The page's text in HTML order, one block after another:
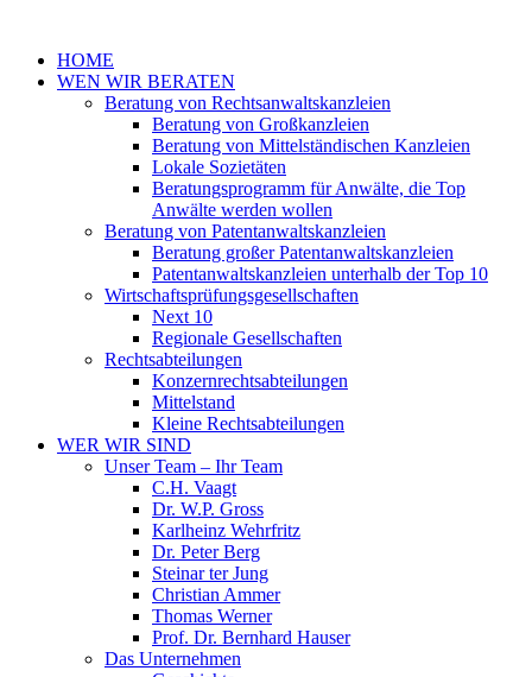
springenHOME
WEN WIR BERATEN
Beratung von Rechtsanwaltskanzleien
Beratung von Großkanzleien
Beratung von Mittelständischen Kanzleien
Lokale Sozietäten
Beratungsprogramm für Anwälte, die Top
Anwälte werden wollen
Beratung von Patentanwaltskanzleien
Beratung großer Patentanwaltskanzleien
Patentanwaltskanzleien unterhalb der Top 10
Wirtschaftsprüfungsgesellschaften
Next 10
Regionale Gesellschaften
Rechtsabteilungen
Konzernrechtsabteilungen
Mittelstand
Kleine Rechtsabteilungen
WER WIR SIND
Unser Team – Ihr Team
C.H. Vaagt
Dr. W.P. Gross
Karlheinz Wehrfritz
Dr. Peter Berg
Steinar ter Jung
Christian Ammer
Thomas Werner
Prof. Dr. Bernhard Hauser
Das Unternehmen